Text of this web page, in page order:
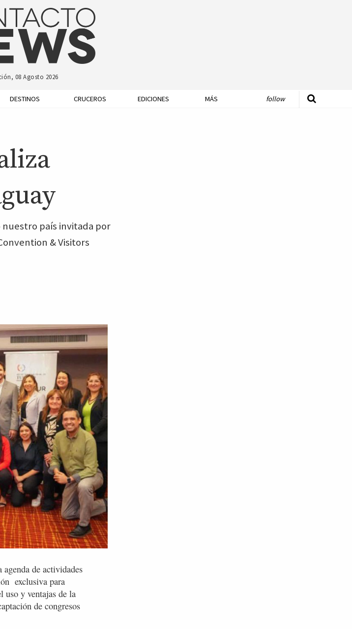
08 Agosto 2026
DESTINOS CRUCEROS EDICIONES MÁS follow
nuestro país invitada por
& Visitors
de actividades
exclusiva para
uso y ventajas de la
de congresos